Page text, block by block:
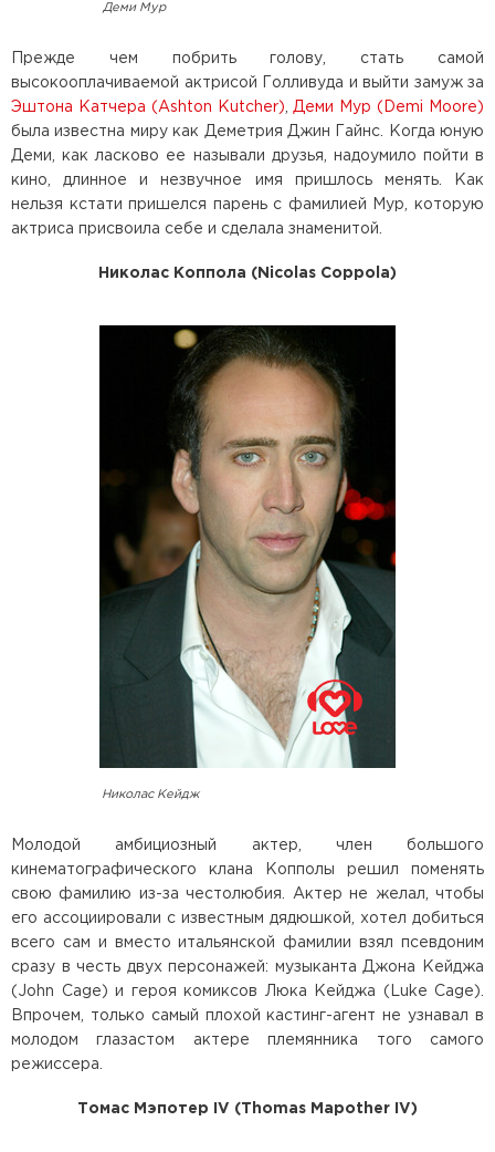
Деми Мур
Прежде чем побрить голову, стать самой
высокооплачиваемой актрисой Голливуда и выйти замуж за
Эштона Катчера (Ashton Kutcher)
Деми Мур (Demi Moore)
была известна миру как Деметрия Джин Гайнс. Когда юную
Деми, как ласково ее называли друзья, надоумило пойти в
кино, длинное и незвучное имя пришлось менять. Как
нельзя кстати пришелся парень с фамилией Мур, которую
актриса присвоила себе и сделала знаменитой.
Николас Коппола (Nicolas Coppola)
Николас Кейдж
Молодой амбициозный актер, член большого
кинематографического клана Копполы решил поменять
свою фамилию из-за честолюбия. Актер не желал, чтобы
его ассоциировали с известным дядюшкой, хотел добиться
всего сам и вместо итальянской фамилии взял псевдоним
сразу в честь двух персонажей: музыканта Джона Кейджа
(John Cage) и героя комиксов Люка Кейджа (Luke Cage).
Впрочем, только самый плохой кастинг-агент не узнавал в
молодом глазастом актере племянника того самого
режиссера.
Томас Мэпотер IV (Thomas Mapother IV)